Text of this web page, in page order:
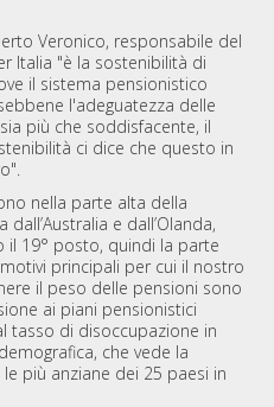
Veronico, responsabile del
Italia "è la sostenibilità di
il sistema pensionistico
l'adeguatezza delle
più che soddisfacente, il
ci dice che questo in
nella parte alta della
e dall’Olanda,
il 19° posto, quindi la parte
principali per cui il nostro
il peso delle pensioni sono
ai piani pensionistici
tasso di disoccupazione in
che vede la
più anziane dei 25 paesi in